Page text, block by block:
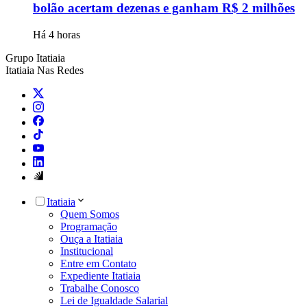
bolão acertam dezenas e ganham R$ 2 milhões
Há 4 horas
Grupo Itatiaia
Itatiaia Nas Redes
Itatiaia
Quem Somos
Programação
Ouça a Itatiaia
Institucional
Entre em Contato
Expediente Itatiaia
Trabalhe Conosco
Lei de Igualdade Salarial